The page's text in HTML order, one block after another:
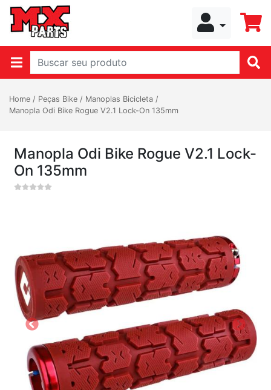
Home / Peças Bike / Manoplas Bicicleta /
Manopla Odi Bike Rogue V2.1 Lock-On 135mm
Manopla Odi Bike Rogue V2.1 Lock-
On 135mm